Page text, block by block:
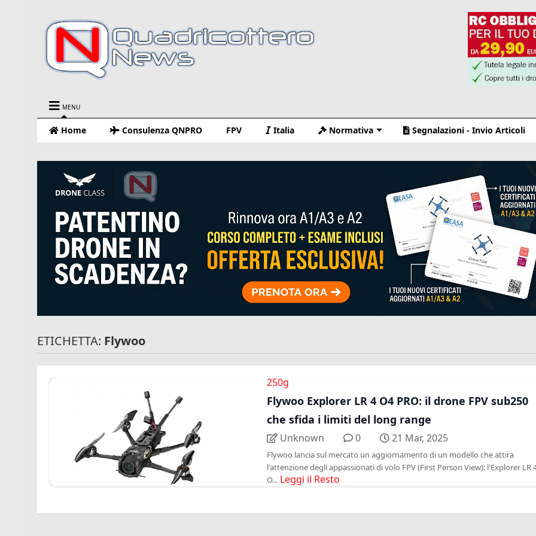
MENU
Home Consulenza QNPRO FPV Italia Normativa Segnalazioni - Invio Articoli
ETICHETTA: Flywoo
250g
Flywoo Explorer LR 4 O4 PRO: il drone FPV sub250
che sfida i limiti del long range
Unknown 0 21 Mar, 2025
Flywoo lancia sul mercato un aggiornamento di un modello che attira
l'attenzione degli appassionati di volo FPV (First Person View): l'Explorer LR
O... Leggi il Resto